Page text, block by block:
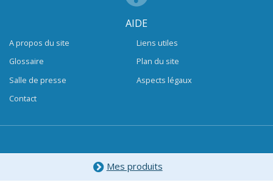
AIDE
A propos du site
Glossaire
Salle de presse
Contact
Liens utiles
Plan du site
Aspects légaux
Mes produits